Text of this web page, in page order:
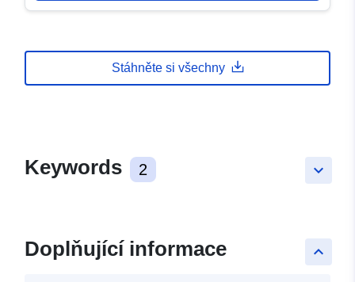
Stáhněte si všechny
keyboard_arrow_down
Keywords 2
keyboard_arrow_up
Doplňující informace